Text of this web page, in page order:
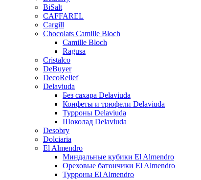
BiSalt
CAFFAREL
Cargill
Chocolats Camille Bloch
Camille Bloch
Ragusa
Cristalco
DeBuyer
DecoRelief
Delaviuda
Без сахара Delaviuda
Конфеты и трюфели Delaviuda
Турроны Delaviuda
Шоколад Delaviuda
Desobry
Dolciaria
El Almendro
Миндальные кубики El Almendro
Ореховые батончики El Almendro
Турроны El Almendro